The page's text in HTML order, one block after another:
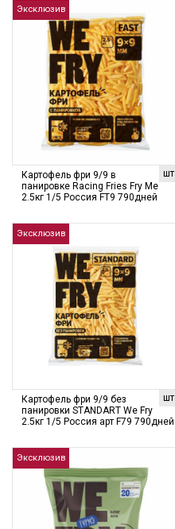
Эксклюзив
шт
Картофель фри 9/9 в
панировке Racing Fries Fry Me
2.5кг 1/5 Россия FT9 790дней
Эксклюзив
шт
Картофель фри 9/9 без
панировки STANDART We Fry
2.5кг 1/5 Россия арт F79 790дней
Эксклюзив